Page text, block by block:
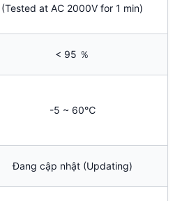
(Tested at AC 2000V for 1 min)
< 95 ％
-5 ~ 60℃
Đang cập nhật (Updating)